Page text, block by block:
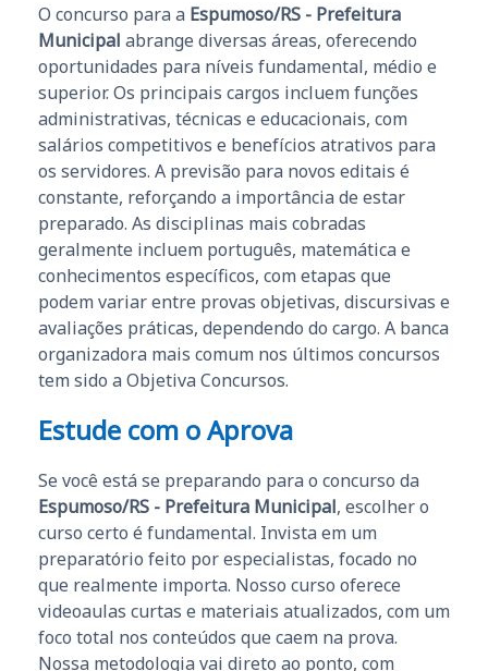
O concurso para a Espumoso/RS - Prefeitura
Municipal abrange diversas áreas, oferecendo
oportunidades para níveis fundamental, médio e
superior. Os principais cargos incluem funções
administrativas, técnicas e educacionais, com
salários competitivos e benefícios atrativos para
os servidores. A previsão para novos editais é
constante, reforçando a importância de estar
preparado. As disciplinas mais cobradas
geralmente incluem português, matemática e
conhecimentos específicos, com etapas que
podem variar entre provas objetivas, discursivas e
avaliações práticas, dependendo do cargo. A banca
organizadora mais comum nos últimos concursos
tem sido a Objetiva Concursos.
Estude com o Aprova
Se você está se preparando para o concurso da
Espumoso/RS - Prefeitura Municipal, escolher o
curso certo é fundamental. Invista em um
preparatório feito por especialistas, focado no
que realmente importa. Nosso curso oferece
videoaulas curtas e materiais atualizados, com um
foco total nos conteúdos que caem na prova.
Nossa metodologia vai direto ao ponto, com